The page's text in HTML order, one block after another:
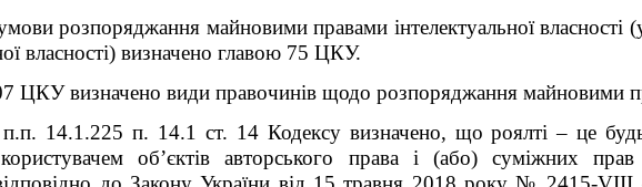
розпоряджання майновими правами інтелектуальної власності
власності) визначено главою 75 ЦКУ.
ЦКУ визначено види правочинів щодо розпоряджання майновими
14.1.225 п. 14.1 ст. 14 Кодексу визначено, що роялті – це
об’єктів авторського права і (або) суміжних